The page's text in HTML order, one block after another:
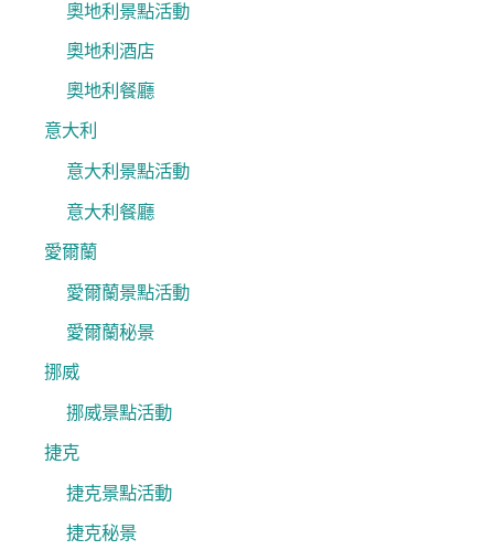
奧地利景點活動
奧地利酒店
奧地利餐廳
意大利
意大利景點活動
意大利餐廳
愛爾蘭
愛爾蘭景點活動
愛爾蘭秘景
挪威
挪威景點活動
捷克
捷克景點活動
捷克秘景